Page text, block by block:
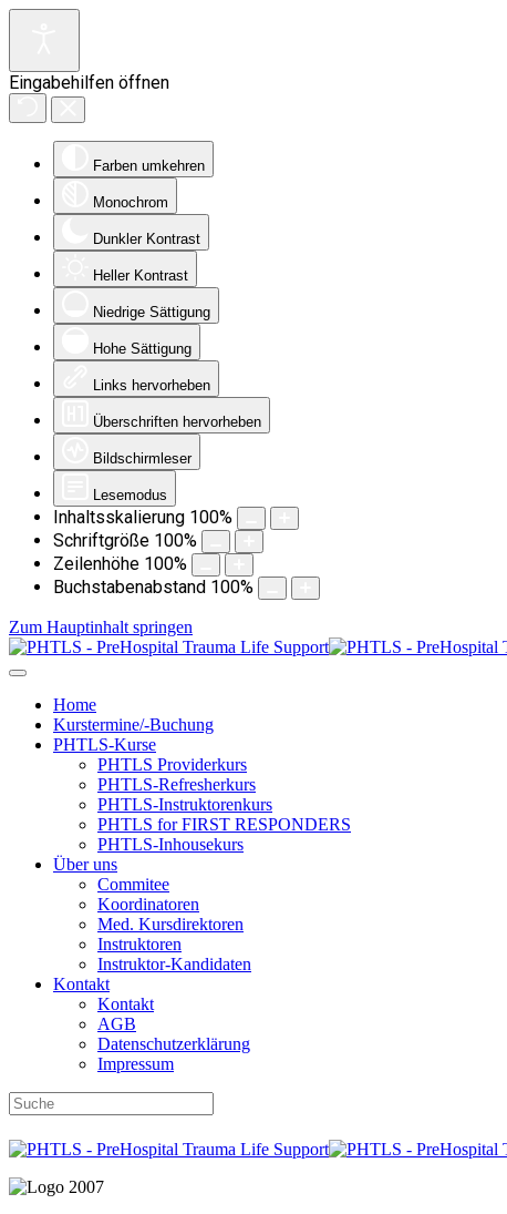
Eingabehilfen öffnen
Farben umkehren
Monochrom
Dunkler Kontrast
Heller Kontrast
Niedrige Sättigung
Hohe Sättigung
Links hervorheben
Überschriften hervorheben
Bildschirmleser
Lesemodus
Inhaltsskalierung 100%
Schriftgröße 100%
Zeilenhöhe 100%
Buchstabenabstand 100%
Zum Hauptinhalt springen
Home
Kurstermine/-Buchung
PHTLS-Kurse
PHTLS Providerkurs
PHTLS-Refresherkurs
PHTLS-Instruktorenkurs
PHTLS for FIRST RESPONDERS
PHTLS-Inhousekurs
Über uns
Commitee
Koordinatoren
Med. Kursdirektoren
Instruktoren
Instruktor-Kandidaten
Kontakt
Kontakt
AGB
Datenschutzerklärung
Impressum